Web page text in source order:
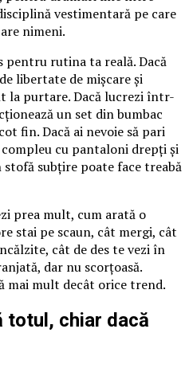
vestimentară pe care
nimeni.
pentru rutina ta reală. Dacă
libertate de mișcare și
la purtare. Dacă lucrezi într-
un set din bumbac
fin. Dacă ai nevoie să pari
cu pantaloni drepți și
subțire poate face treabă
prea mult, cum arată o
stai pe scaun, cât mergi, cât
cât de des te vezi în
dar nu scorțoasă.
mai mult decât orice trend.
totul, chiar dacă